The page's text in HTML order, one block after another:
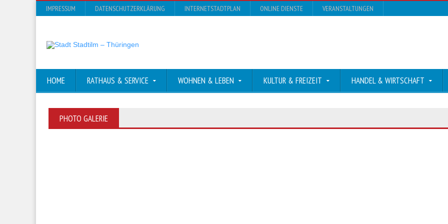
IMPRESSUM DATENSCHUTZERKLÄRUNG INTERNETSTADTPLAN ONLINE DIENSTE VERANSTALTUNGEN
HOME RATHAUS & SERVICE WOHNEN & LEBEN KULTUR & FREIZEIT HANDEL & WIRTSCHAFT
PHOTO GALERIE